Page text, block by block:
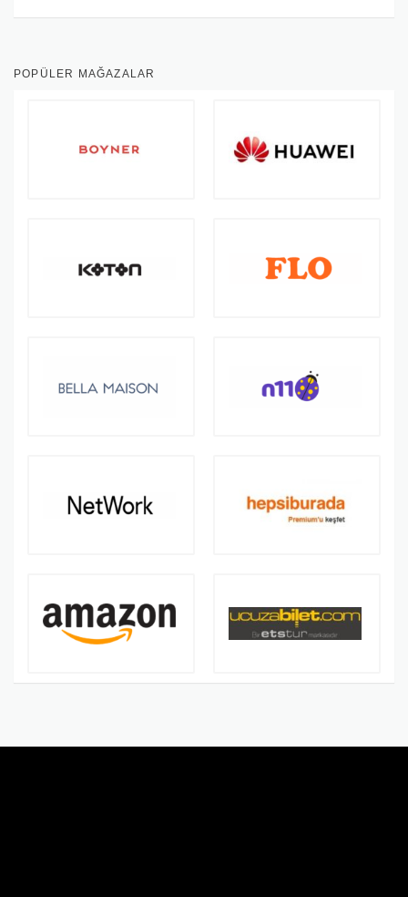
POPÜLER MAĞAZALAR